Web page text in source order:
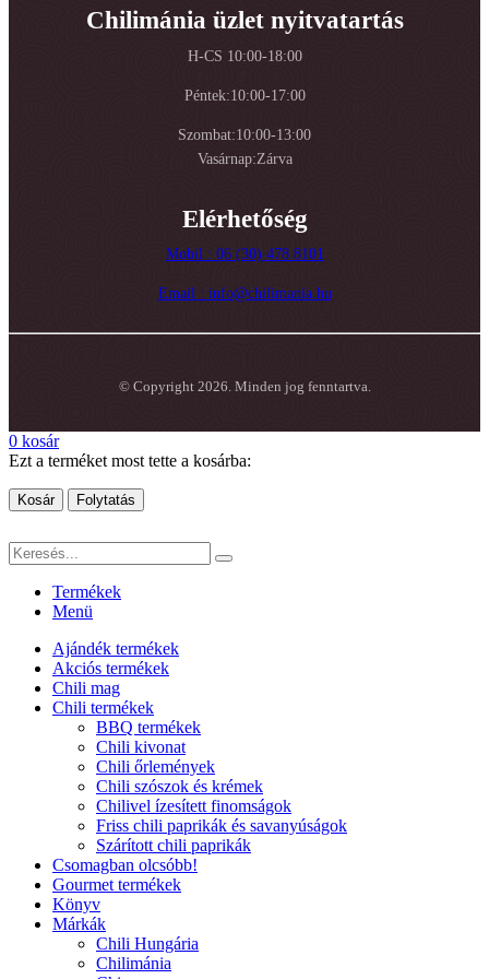
Chilimánia üzlet nyitvatartás
H-CS 10:00-18:00
Péntek:10:00-17:00
Szombat:10:00-13:00
Vasárnap:Zárva
Elérhetőség
Mobil : 06 (30) 478 8101
Email : info@chilimania.hu
© Copyright 2026. Minden jog fenntartva.
0 kosár
Ezt a terméket most tette a kosárba:
Kosár Folytatás
Termékek
Menü
Ajándék termékek
Akciós termékek
Chili mag
Chili termékek
BBQ termékek
Chili kivonat
Chili őrlemények
Chili szószok és krémek
Chilivel ízesített finomságok
Friss chili paprikák és savanyúságok
Szárított chili paprikák
Csomagban olcsóbb!
Gourmet termékek
Könyv
Márkák
Chili Hungária
Chilimánia